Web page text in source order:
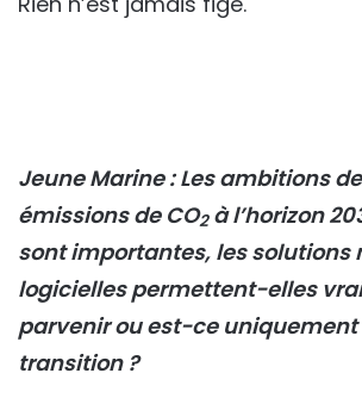
Jeune Marine :Les ambitions
émissions de CO2à l’horizon
sont importantes, les solutions
logicielles permettent-elles
parvenir ou est-ce uniquement
transition ?